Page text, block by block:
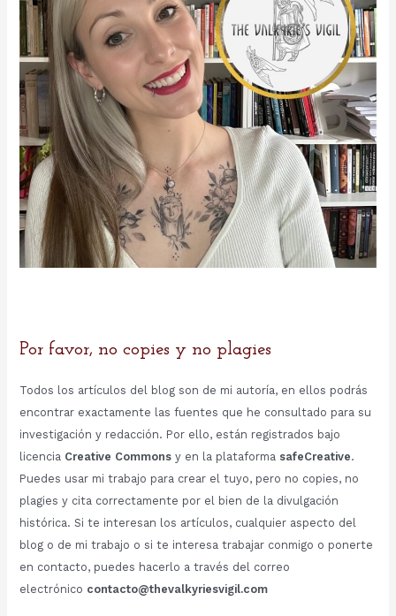
:
Por favor, no copies y no plagies
Todos los artículos del blog son de mi autoría, en ellos podrás
encontrar exactamente las fuentes que he consultado para su
investigación y redacción. Por ello, están registrados bajo
licencia Creative Commonsy en la plataforma safeCreative.
Puedes usar mi trabajo para crear el tuyo, pero no copies, no
plagies y cita correctamente por el bien de la divulgación
histórica. Si te interesan los artículos, cualquier aspecto del
blog o de mi trabajo o si te interesa trabajar conmigo o ponerte
en contacto, puedes hacerlo a través del correo
electrónico contacto@thevalkyriesvigil.com